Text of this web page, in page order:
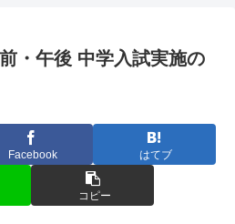
・午後 中学入試実施の
Facebook はてブ
コピー